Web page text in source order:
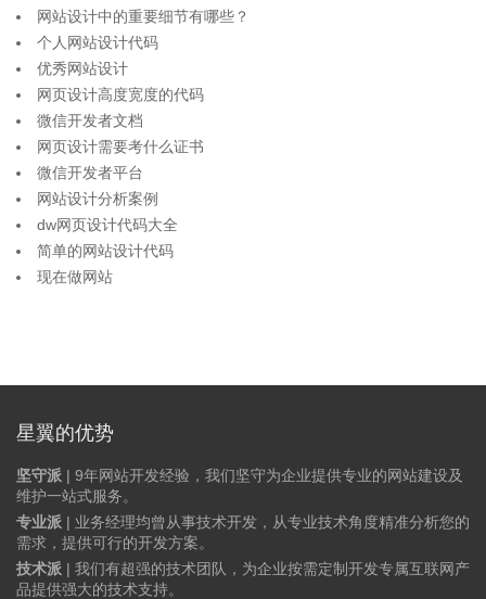
网站设计中的重要细节有哪些？
个人网站设计代码
优秀网站设计
网页设计高度宽度的代码
微信开发者文档
网页设计需要考什么证书
微信开发者平台
网站设计分析案例
dw网页设计代码大全
简单的网站设计代码
现在做网站
星翼的优势
坚守派 | 9年网站开发经验，我们坚守为企业提供专业的网站建设及
维护一站式服务。
专业派 | 业务经理均曾从事技术开发，从专业技术角度精准分析您的
需求，提供可行的开发方案。
技术派 | 我们有超强的技术团队，为企业按需定制开发专属互联网产
品提供强大的技术支持。